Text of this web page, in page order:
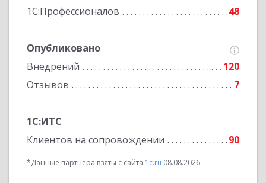
1С:Профессионалов
48
Опубликовано
Внедрений
120
Отзывов
7
1С:ИТС
Клиентов на сопровождении
90
*Данные партнера взяты с сайта 1c.ru 08.08.2026